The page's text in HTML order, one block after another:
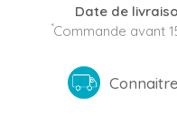
Date de
*Commande avant